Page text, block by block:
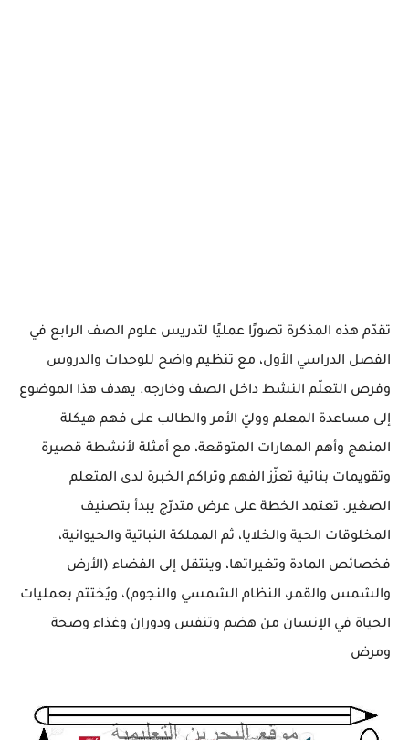
تقدّم هذه المذكرة تصورًا عمليًا لتدريس علوم الصف الرابع في
الفصل الدراسي الأول، مع تنظيم واضح للوحدات والدروس
وفرص التعلّم النشط داخل الصف وخارجه. يهدف هذا الموضوع
إلى مساعدة المعلم ووليّ الأمر والطالب على فهم هيكلة
المنهج وأهم المهارات المتوقعة، مع أمثلة لأنشطة قصيرة
وتقويمات بنائية تعزّز الفهم وتراكم الخبرة لدى المتعلم
الصغير. تعتمد الخطة على عرض متدرّج يبدأ بتصنيف
المخلوقات الحية والخلايا، ثم المملكة النباتية والحيوانية،
فخصائص المادة وتغيراتها، وينتقل إلى الفضاء (الأرض
والشمس والقمر، النظام الشمسي والنجوم)، ويُختتم بعمليات
الحياة في الإنسان من هضم وتنفس ودوران وغذاء وصحة
ومرض